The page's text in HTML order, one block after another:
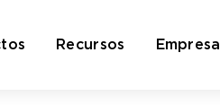
Recursos Empresa